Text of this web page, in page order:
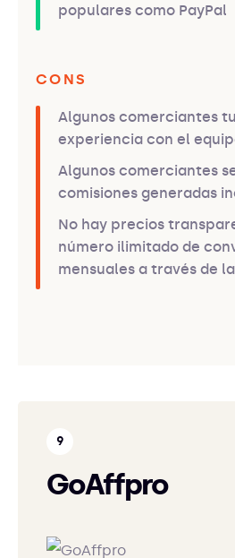
populares como PayPal
CONS
Algunos comerciantes
experiencia con el
Algunos comerciantes
comisiones generadas
No hay precios
número ilimitado de
mensuales a través de
GoAffpro